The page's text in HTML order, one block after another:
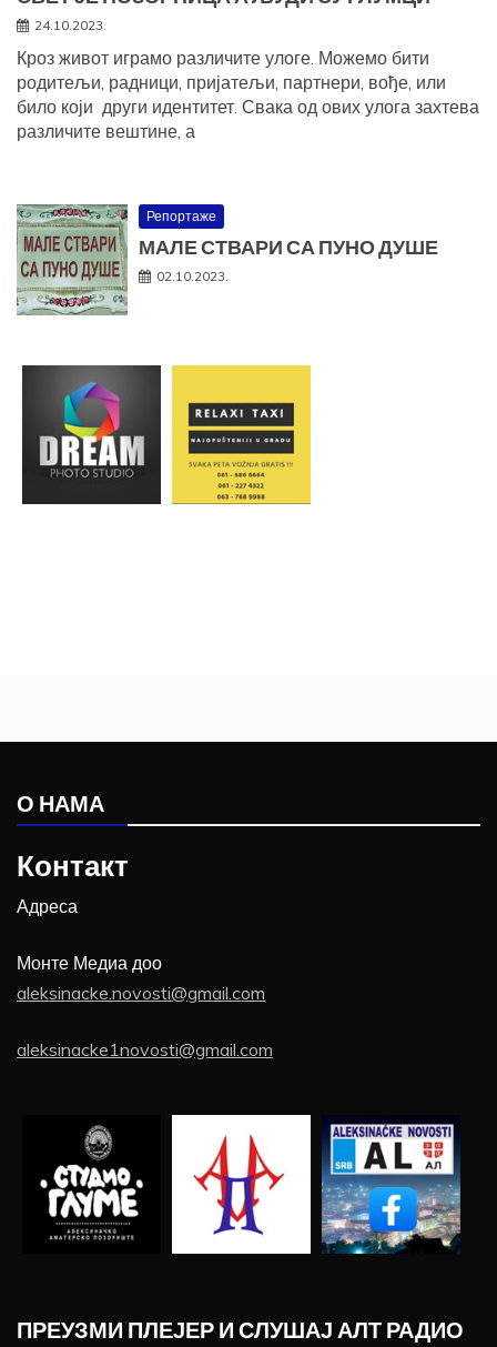
24.10.2023.
Кроз живот играмо различите улоге. Можемо бити
родитељи, радници, пријатељи, партнери, вође, или
било који други идентитет. Свака од ових улога захтева
различите вештине, а
Репортаже
МАЛЕ СТВАРИ СА ПУНО ДУШЕ
02.10.2023.
О НАМА
Контакт
Адреса
Монте Медиа доо
aleksinacke.novosti@gmail.com
aleksinacke1novosti@gmail.com
ПРЕУЗМИ ПЛЕЈЕР И СЛУШАЈ АЛТ РАДИО